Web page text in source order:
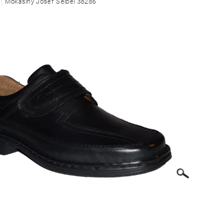
OBCHODNÍ PODMÍNKY